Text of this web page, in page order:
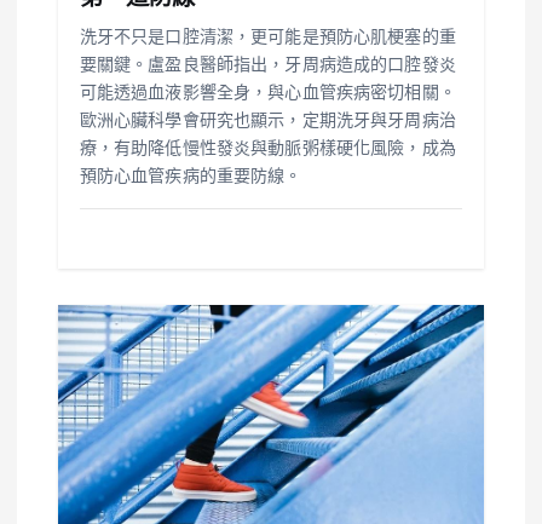
洗牙不只是口腔清潔，更可能是預防心肌梗塞的重
要關鍵。盧盈良醫師指出，牙周病造成的口腔發炎
可能透過血液影響全身，與心血管疾病密切相關。
歐洲心臟科學會研究也顯示，定期洗牙與牙周病治
療，有助降低慢性發炎與動脈粥樣硬化風險，成為
預防心血管疾病的重要防線。